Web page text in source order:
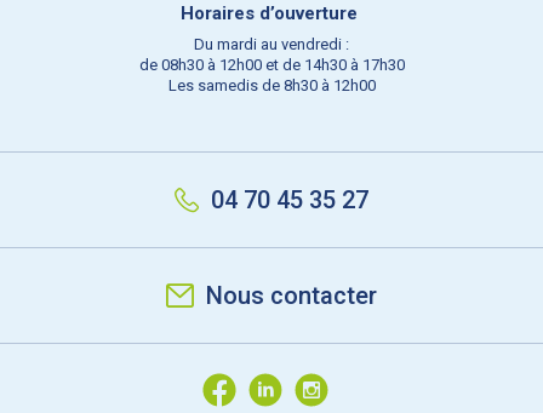
Horaires d’ouverture
Du mardi au vendredi :
de 08h30 à 12h00 et de 14h30 à 17h30
Les samedis de 8h30 à 12h00
04 70 45 35 27
Nous contacter